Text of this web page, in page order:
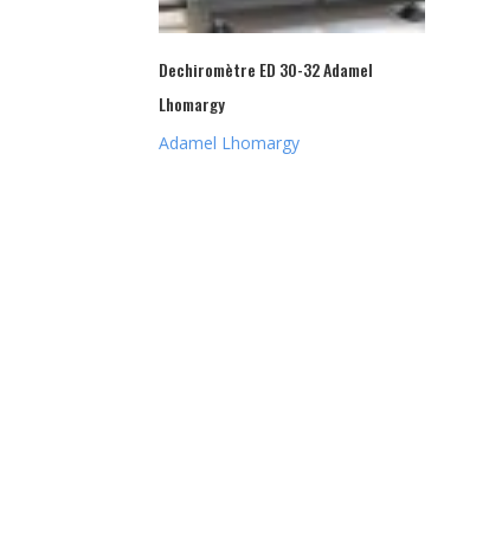
Dechiromètre ED 30-32 Adamel
Lhomargy
Adamel Lhomargy